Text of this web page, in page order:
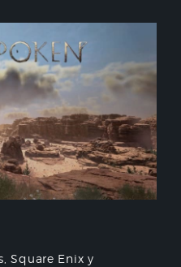
Square Enix y